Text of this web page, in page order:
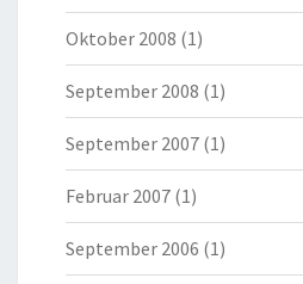
Oktober 2008 (1)
September 2008 (1)
September 2007 (1)
Februar 2007 (1)
September 2006 (1)